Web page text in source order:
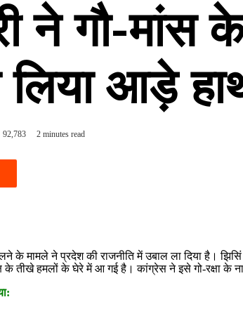
ने गौ-
आड़े
92,783 2 minutes read
Reddit
के मामले ने प्रदेश की राजनीति में उबाल ला दिया है।
तीखे हमलों के घेरे में आ गई है। कांग्रेस ने इसे गो-रक्षा के